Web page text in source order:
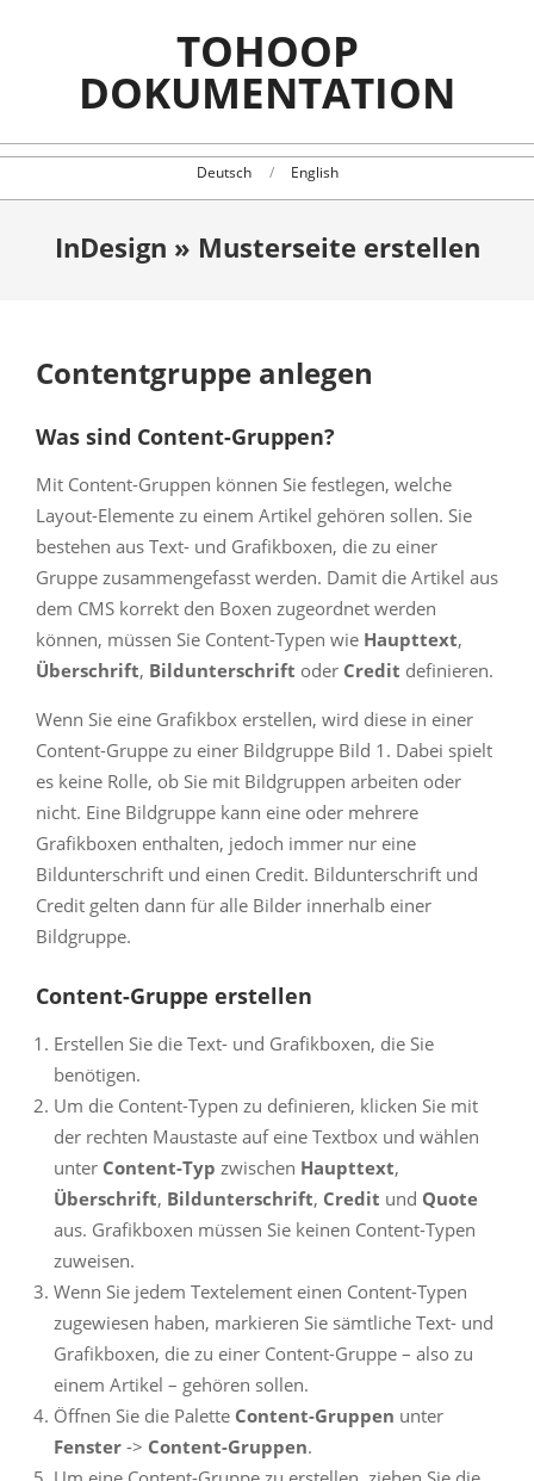
TOHOOP
DOKUMENTATION
Deutsch English
InDesign » Musterseite erstellen
Contentgruppe anlegen
Was sind Content-Gruppen?
Mit Content-Gruppen können Sie festlegen, welche
Layout-Elemente zu einem Artikel gehören sollen. Sie
bestehen aus Text- und Grafikboxen, die zu einer
Gruppe zusammengefasst werden. Damit die Artikel aus
dem CMS korrekt den Boxen zugeordnet werden
können, müssen Sie Content-Typen wie Haupttext,
Überschrift, Bildunterschrift oder Credit definieren.
Wenn Sie eine Grafikbox erstellen, wird diese in einer
Content-Gruppe zu einer Bildgruppe Bild 1. Dabei spielt
es keine Rolle, ob Sie mit Bildgruppen arbeiten oder
nicht. Eine Bildgruppe kann eine oder mehrere
Grafikboxen enthalten, jedoch immer nur eine
Bildunterschrift und einen Credit. Bildunterschrift und
Credit gelten dann für alle Bilder innerhalb einer
Bildgruppe.
Content-Gruppe erstellen
Erstellen Sie die Text- und Grafikboxen, die Sie
benötigen.
Um die Content-Typen zu definieren, klicken Sie mit
der rechten Maustaste auf eine Textbox und wählen
unter Content-Typ zwischen Haupttext,
Überschrift, Bildunterschrift, Credit und Quote
aus. Grafikboxen müssen Sie keinen Content-Typen
zuweisen.
Wenn Sie jedem Textelement einen Content-Typen
zugewiesen haben, markieren Sie sämtliche Text- und
Grafikboxen, die zu einer Content-Gruppe – also zu
einem Artikel – gehören sollen.
Öffnen Sie die Palette Content-Gruppen unter
Fenster -> Content-Gruppen.